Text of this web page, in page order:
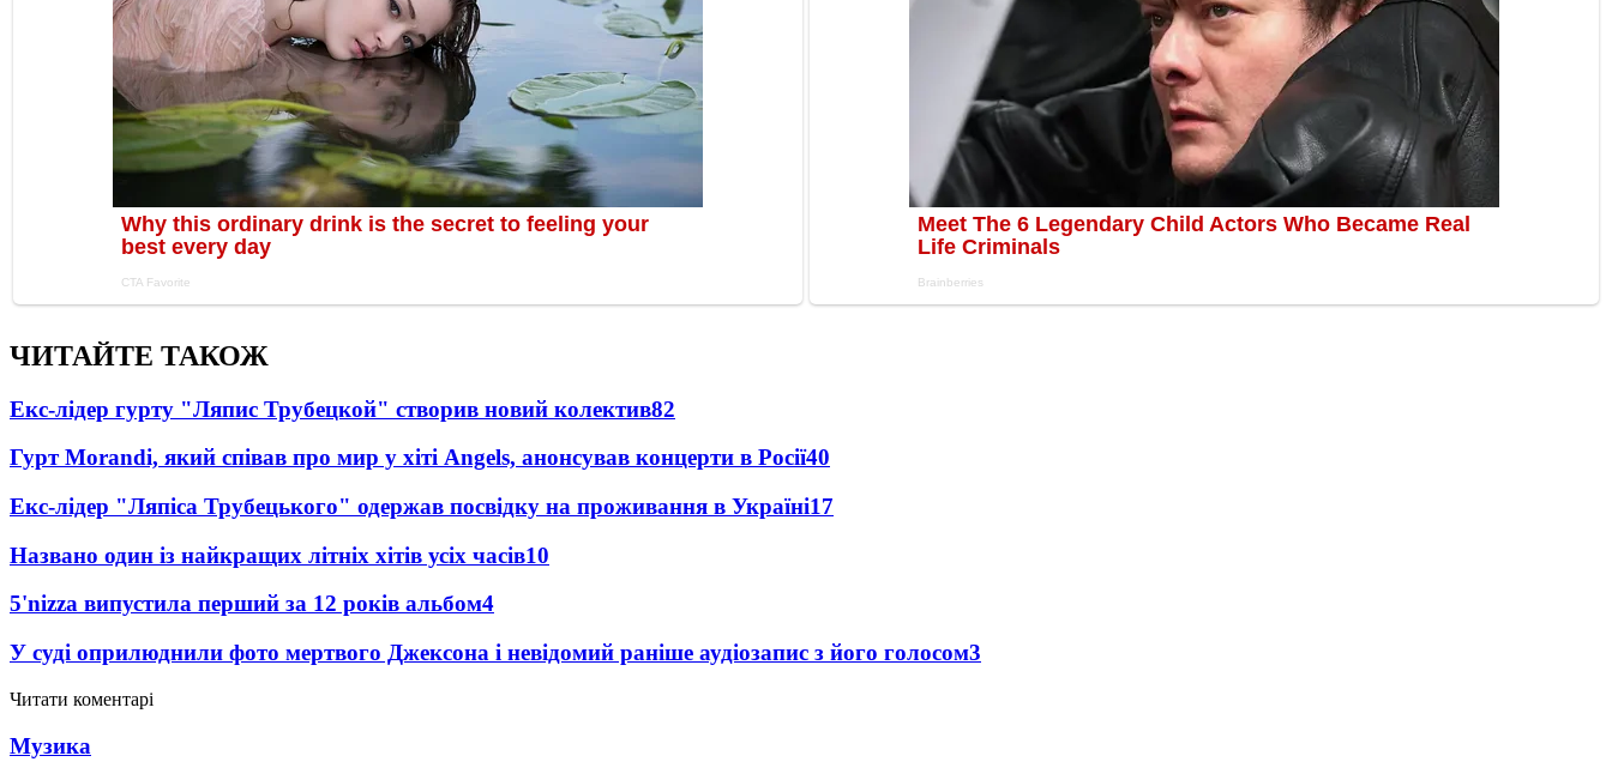
ЧИТАЙТЕ ТАКОЖ
Екс-лідер гурту "Ляпис Трубецкой" створив новий колектив82
Гурт Morandi, який співав про мир у хіті Angels, анонсував концерти в Росії40
Екс-лідер "Ляпіса Трубецького" одержав посвідку на проживання в Україні17
Названо один із найкращих літніх хітів усіх часів10
5'nizza випустила перший за 12 років альбом4
У суді оприлюднили фото мертвого Джексона і невідомий раніше аудіозапис з його голосом3
Читати коментарі
Музика